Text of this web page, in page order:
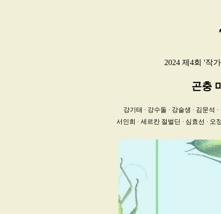
2024 제4회 '작
곤충
강기태 · 강수돌 · 강술생 · 김문석
서인희 · 세르칸 절벌딘 · 심효선 · 오